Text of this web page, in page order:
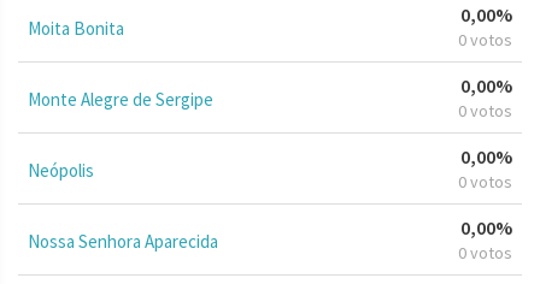
Moita Bonita
0,00%
0 votos
Monte Alegre de Sergipe
0,00%
0 votos
Neópolis
0,00%
0 votos
Nossa Senhora Aparecida
0,00%
0 votos